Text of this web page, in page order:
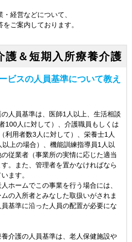
経営などについて、
ご案内しております。
護＆短期入所療養介護
ビスの人員基準について教え
人員基準は、医師1人以上、生活相談
100人に対して）、介護職員もしくは
利用者数3人に対して）、栄養士1人
以上の場合）、機能訓練指導員1人以
の従業者（事業所の実情に応じた適当
。また、管理者を置かなければなら
ます。
ホームでこの事業を行う場合には、
の入所者とみなした取扱いがされま
基準に沿った人員の配置が必要にな
介護の人員基準は、老人保健施設や